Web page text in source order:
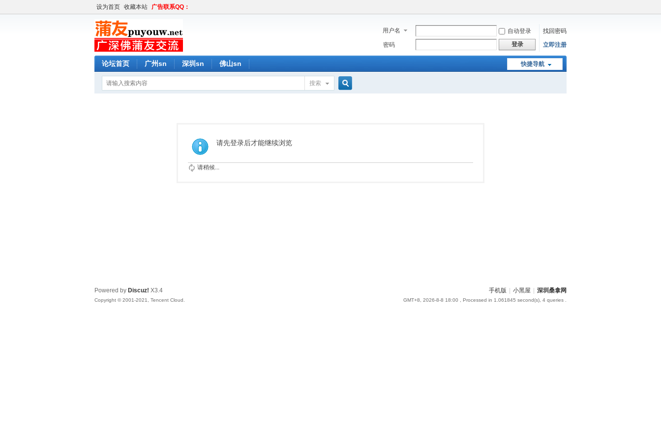
设为首页 收藏本站 广告联系QQ：
用户名 自动登录
找回密码
密码
登录 立即注册
快捷导航
论坛首页 广州sn 深圳sn 佛山sn
搜索
请先登录后才能继续浏览
请稍候...
手机版 小黑屋 深圳桑拿网
GMT+8, 2026-8-8 18:00 , Processed in 1.061845 second(s), 4 queries .
Powered by Discuz! X3.4
Copyright © 2001-2021, Tencent Cloud.